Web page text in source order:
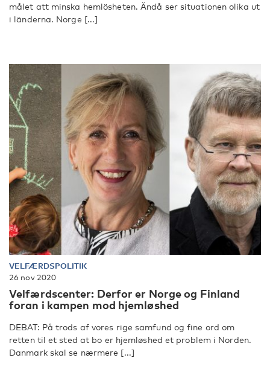
målet att minska hemlösheten. Ändå ser situationen olika ut
i länderna. Norge [...]
VELFÆRDSPOLITIK
26 nov 2020
Velfærdscenter: Derfor er Norge og Finland
foran i kampen mod hjemløshed
DEBAT: På trods af vores rige samfund og fine ord om
retten til et sted at bo er hjemløshed et problem i Norden.
Danmark skal se nærmere [...]